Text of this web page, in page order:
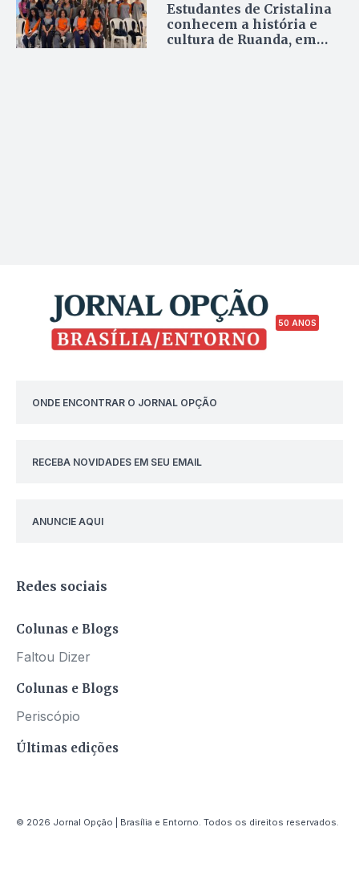
Estudantes de Cristalina
conhecem a história e
cultura de Ruanda, em
50 ANOS
ONDE ENCONTRAR O JORNAL OPÇÃO
RECEBA NOVIDADES EM SEU EMAIL
ANUNCIE AQUI
Redes sociais
Colunas e Blogs
Faltou Dizer
Colunas e Blogs
Periscópio
Últimas edições
© 2026 Jornal Opção | Brasília e Entorno. Todos os direitos reservados.